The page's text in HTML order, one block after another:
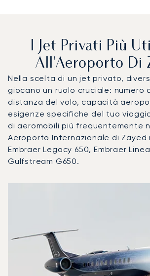
I Jet Privati Più
All'Aeroporto Di
Nella scelta di un jet privato,
giocano un ruolo cruciale: numero
distanza del volo, capacità
esigenze specifiche del tuo
di aeromobili più frequentemente
Aeroporto Internazionale di Zayed
Embraer Legacy 650, Embraer
Gulfstream G650.